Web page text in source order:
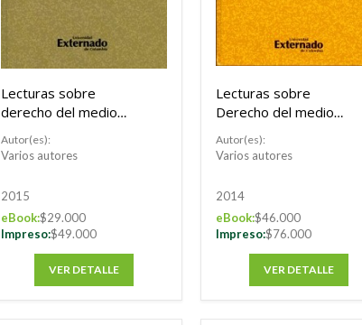
Lecturas sobre
derecho del medio
Autor(es):
Varios autores
2015
eBook:$29.000
Impreso:$49.000
VER DETALLE
Lecturas sobre
Derecho del medio
Autor(es):
Varios autores
2014
eBook:$46.000
Impreso:$76.000
VER DETALLE